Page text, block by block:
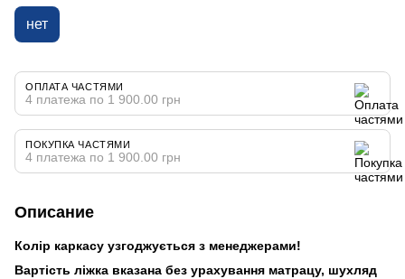
нет
ОПЛАТА ЧАСТЯМИ
4 платежа по 1 900.00 грн
ПОКУПКА ЧАСТЯМИ
4 платежа по 1 900.00 грн
Описание
Колір каркасу узгоджується з менеджерами!
Вартість ліжка вказана без урахування матрацу, шухляд